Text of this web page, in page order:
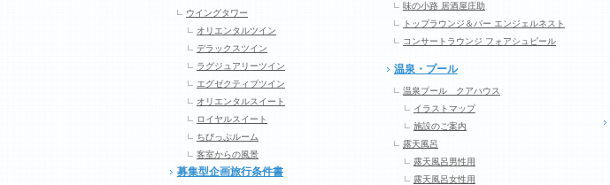
ウイングタワー
オリエンタルツイン
デラックスツイン
ラグジュアリーツイン
エグゼクティブツイン
オリエンタルスイート
ロイヤルスイート
ちびっぷルーム
客室からの風景
募集型企画旅行条件書
味の小路 居酒屋庄助
トップラウンジ＆バー エンジェルネスト
コンサートラウンジ フォアシュピール
温泉・プール
温泉プール クアハウス
イラストマップ
施設のご案内
露天風呂
露天風呂男性用
露天風呂女性用